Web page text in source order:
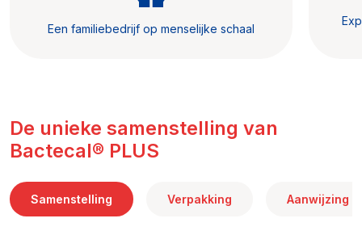
Een familiebedrijf op menselijke schaal
De unieke samenstelling van
Bactecal® PLUS
Samenstelling Verpakking Aanwijzing